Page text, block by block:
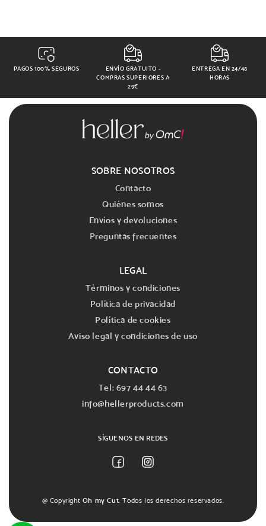
PAGOS 100% SEGUROS
ENVÍO GRATUITO -
COMPRAS SUPERIORES A
29€
ENTREGA EN 24/48
HORAS
SOBRE NOSOTROS
Contacto
Quiénes somos
Envíos y devoluciones
Preguntas frecuentes
LEGAL
Términos y condiciones
Política de privacidad
Política de cookies
Aviso legal y condiciones de uso
CONTACTO
Tel: 697 44 44 63
info@hellerproducts.com
SÍGUENOS EN REDES
FacebookInstagram
@ Copyright Oh my Cut. Todos los derechos reservados.